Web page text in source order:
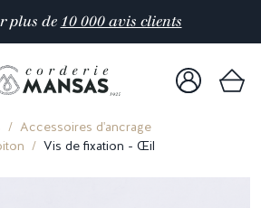
plus de10 000 avis clients
Accessoires d'ancrage
Vis de fixation - Œil